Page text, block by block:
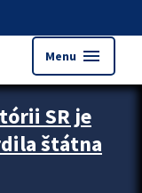
Menu menu
SR je
štátna